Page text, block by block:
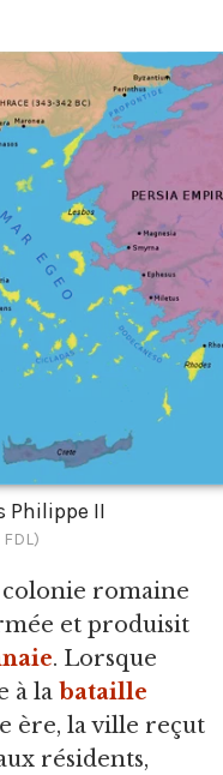
Philippe II
romaine
et produisit
. Lorsque
à la bataille
ère, la ville reçut
résidents,